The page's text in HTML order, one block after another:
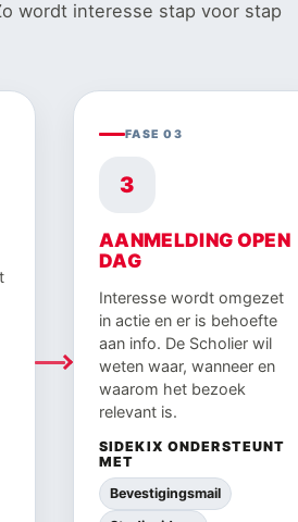
wordt interesse stap voor stap
FASE 03
3
AANMELDING OPEN
DAG
Interesse wordt omgezet
in actie en er is behoefte
aan info. De Scholier wil
weten waar, wanneer en
waarom het bezoek
relevant is.
SIDEKIX ONDERSTEUNT
MET
Bevestigingsmail